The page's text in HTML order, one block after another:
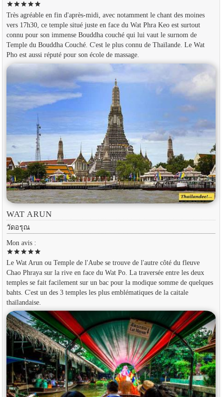
starstarstarstarstar
Très agréable en fin d'après-midi, avec notamment le chant des moines
vers 17h30, ce temple situé juste en face du Wat Phra Keo est surtout
connu pour son immense Bouddha couché qui lui vaut le surnom de
Temple du Bouddha Couché. C'est le plus connu de Thaïlande. Le Wat
Pho est aussi réputé pour son école de massage.
WAT ARUN
วัดอรุณ
Mon avis :
starstarstarstarstar
Le Wat Arun ou Temple de l'Aube se trouve de l'autre côté du fleuve
Chao Phraya sur la rive en face du Wat Po. La traversée entre les deux
temples se fait facilement sur un bac pour la modique somme de quelques
bahts. C'est un des 3 temples les plus emblématiques de la caitale
thaïlandaise.